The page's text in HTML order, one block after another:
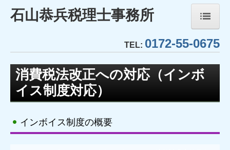
事務所紹介
経営理念
石山恭兵税理士事務所
TEL: 0172-55-0675
消費税法改正への対応（インボ
イス制度対応）
インボイス制度の概要